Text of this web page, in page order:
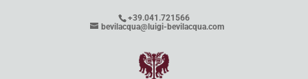
+39.041.721566
bevilacqua@luigi-bevilacqua.com